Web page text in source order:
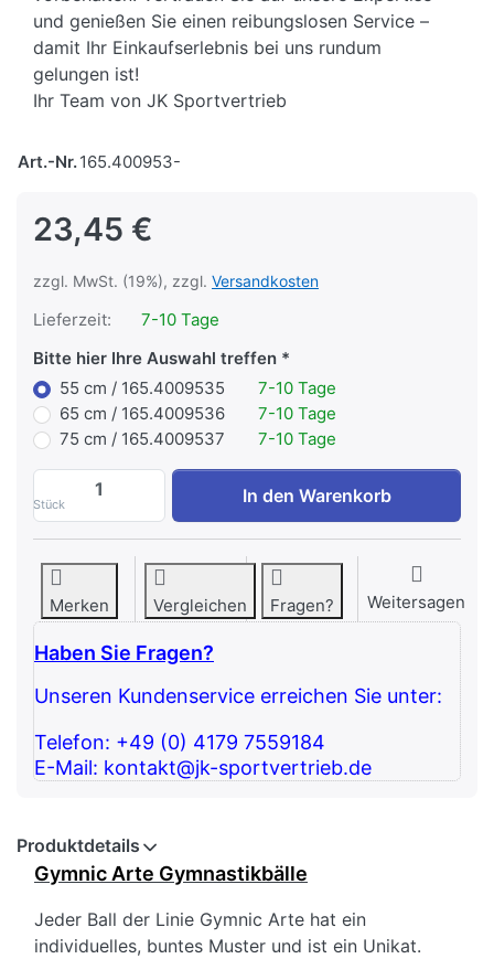
und genießen Sie einen reibungslosen Service –
damit Ihr Einkaufserlebnis bei uns rundum
gelungen ist!
Ihr Team von JK Sportvertrieb
Art.-Nr.165.400953-
23,45 €
zzgl. MwSt. (19%), zzgl. Versandkosten
Lieferzeit:
7-10 Tage
Bitte hier Ihre Auswahl treffen
55 cm / 165.4009535
7-10 Tage
65 cm / 165.4009536
7-10 Tage
75 cm / 165.4009537
7-10 Tage
Stück
Gymnic Arte Gymnastikbälle, Farbe:
In den Warenkorb
Merken Vergleichen Fragen? Weitersagen
Haben Sie Fragen?
Unseren Kundenservice erreichen Sie unter:
Telefon: +49 (0) 4179 7559184
E-Mail: kontakt@jk-sportvertrieb.de
Produktdetails
Gymnic Arte Gymnastikbälle
Jeder Ball der Linie Gymnic Arte hat ein
individuelles, buntes Muster und ist ein Unikat.